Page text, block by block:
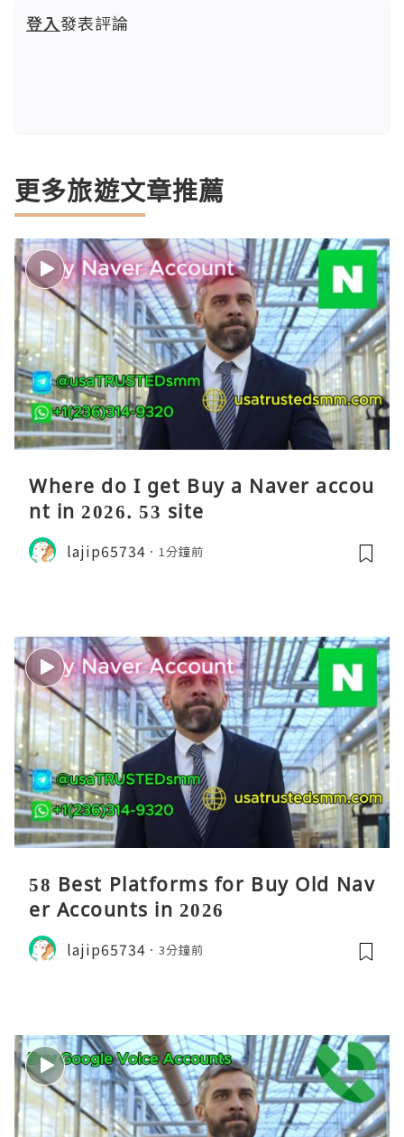
登入發表評論
更多旅遊文章推薦
Where do I get Buy a Naver accou
nt in 2026. 53 site
lajip65734 1分鐘前
58 Best Platforms for Buy Old Nav
er Accounts in 2026
lajip65734 3分鐘前